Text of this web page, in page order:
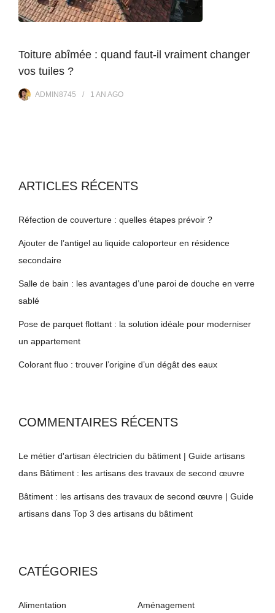
Toiture abîmée : quand faut-il vraiment changer
vos tuiles ?
ADMIN8745 1 AN AGO
ARTICLES RÉCENTS
Réfection de couverture : quelles étapes prévoir ?
Ajouter de l’antigel au liquide caloporteur en résidence
secondaire
Salle de bain : les avantages d’une paroi de douche en verre
sablé
Pose de parquet flottant : la solution idéale pour moderniser
un appartement
Colorant fluo : trouver l’origine d’un dégât des eaux
COMMENTAIRES RÉCENTS
Le métier d'artisan électricien du bâtiment | Guide artisans
dans Bâtiment : les artisans des travaux de second œuvre
Bâtiment : les artisans des travaux de second œuvre | Guide
artisans dans Top 3 des artisans du bâtiment
CATÉGORIES
Alimentation Aménagement